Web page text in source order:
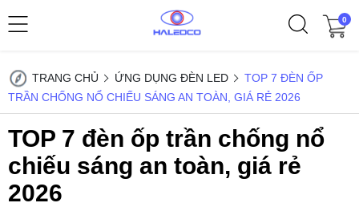
0
TRANG CHỦ ỨNG DỤNG ĐÈN LED
TOP 7 ĐÈN ỐP
TRẦN CHỐNG NỔ CHIẾU SÁNG AN TOÀN, GIÁ RẺ 2026
TOP 7 đèn ốp trần chống nổ
chiếu sáng an toàn, giá rẻ
2026